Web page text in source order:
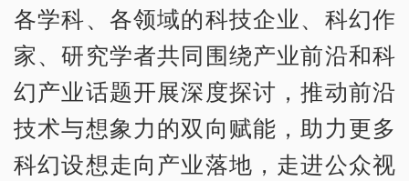
各学科、各领域的科技企业、科幻作
家、研究学者共同围绕产业前沿和科
幻产业话题开展深度探讨，推动前沿
技术与想象力的双向赋能，助力更多
科幻设想走向产业落地，走进公众视